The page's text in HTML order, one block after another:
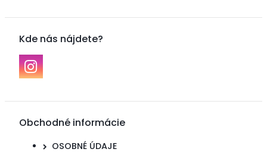
Kde nás nájdete?
Obchodné informácie
OSOBNÉ ÚDAJE